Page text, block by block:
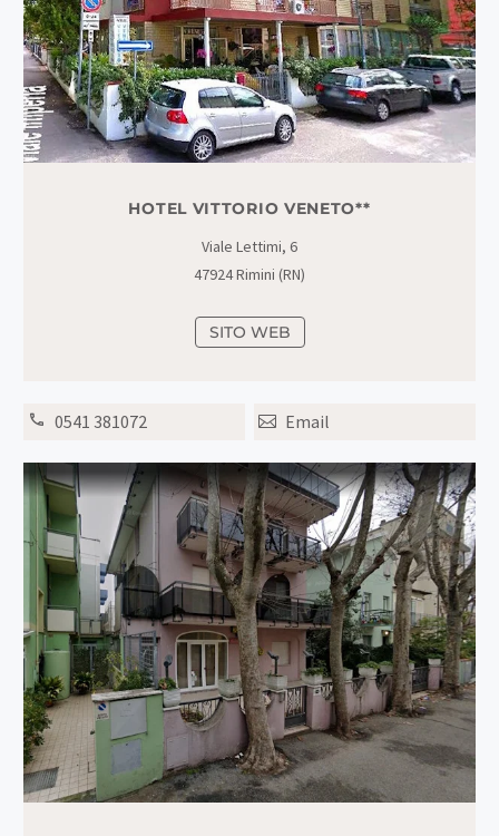
HOTEL VITTORIO VENETO**
Viale Lettimi, 6
47924 Rimini (RN)
SITO WEB
0541 381072 Email